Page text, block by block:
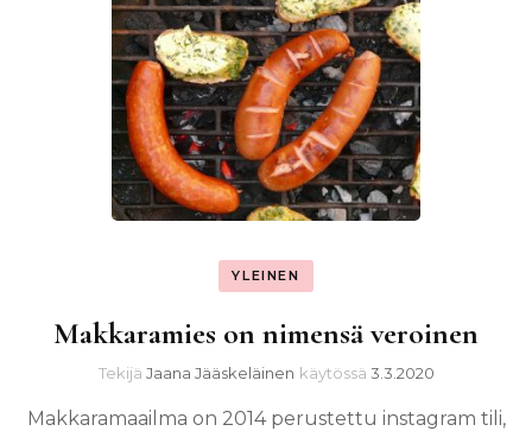
YLEINEN
Makkaramies on nimensä veroinen
Tekijä Jaana Jääskeläinen käytössä 3.3.2020
Makkaramaailma on 2014 perustettu instagram tili,